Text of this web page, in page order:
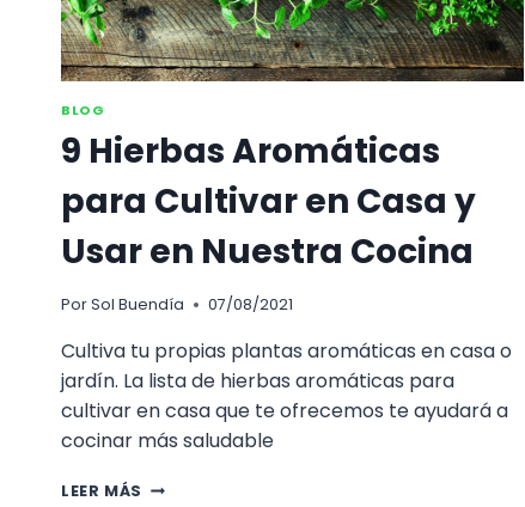
BLOG
9 Hierbas Aromáticas
para Cultivar en Casa y
Usar en Nuestra Cocina
PorSol Buendía 07/08/2021
Cultiva tu propias plantas aromáticas en casa o
jardín. La lista de hierbas aromáticas para
cultivar en casa que te ofrecemos te ayudará a
cocinar más saludable
LEER MÁS 9